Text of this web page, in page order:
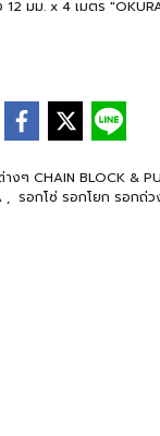
มม. x 4 เมตร
ๆ CHAIN BLOCK &
, รอกโซ่ รอกโยก รอกถ่ว